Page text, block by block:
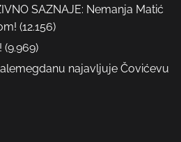
SAZNAJE: Nemanja Matić
(12.156)
(9.969)
najavljuje Čovićevu